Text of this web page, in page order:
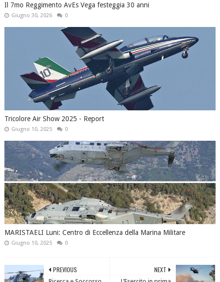
Il 7mo Reggimento AvEs Vega festeggia 30 anni
Giugno 30, 2026 0
Tricolore Air Show 2025 - Report
Giugno 10, 2025 0
MARISTAELI Luni: Centro di Eccellenza della Marina Militare
Giugno 10, 2025 0
NEXT
PREVIOUS